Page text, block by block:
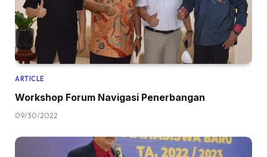
ARTICLE
Workshop Forum Navigasi Penerbangan
09/30/2022